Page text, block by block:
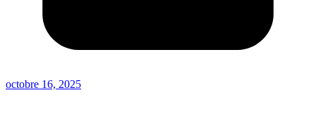
octobre 16, 2025